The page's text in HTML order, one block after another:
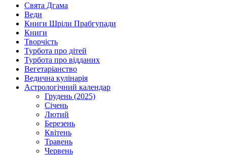
Свята Дгама
Веди
Книги Шріли Прабгупади
Книги
Творчість
Турбота про дітей
Турбота про відданих
Вегетаріанство
Ведична кулінарія
Астрологічний календар
Грудень (2025)
Січень
Лютий
Березень
Квітень
Травень
Червень